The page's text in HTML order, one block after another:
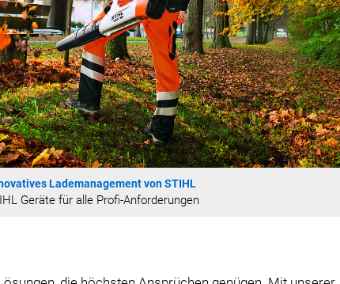
Lademanagement von STIHL
Geräte für alle Profi-Anforderungen